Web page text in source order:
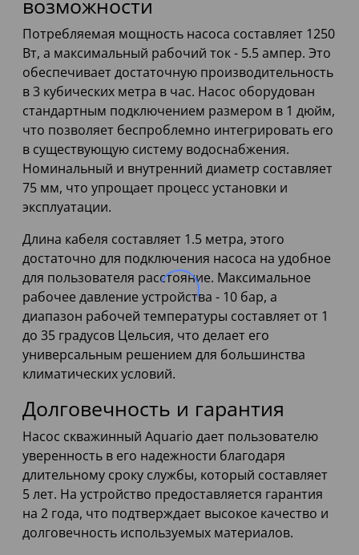
возможности
Потребляемая мощность насоса составляет 1250
Вт, а максимальный рабочий ток - 5.5 ампер. Это
обеспечивает достаточную производительность
в 3 кубических метра в час. Насос оборудован
стандартным подключением размером в 1 дюйм,
что позволяет беспроблемно интегрировать его
в существующую систему водоснабжения.
Номинальный и внутренний диаметр составляет
75 мм, что упрощает процесс установки и
эксплуатации.
Длина кабеля составляет 1.5 метра, этого
достаточно для подключения насоса на удобное
для пользователя расстояние. Максимальное
рабочее давление устройства - 10 бар, а
диапазон рабочей температуры составляет от 1
до 35 градусов Цельсия, что делает его
универсальным решением для большинства
климатических условий.
Долговечность и гарантия
Насос скважинный Aquario дает пользователю
уверенность в его надежности благодаря
длительному сроку службы, который составляет
5 лет. На устройство предоставляется гарантия
на 2 года, что подтверждает высокое качество и
долговечность используемых материалов.